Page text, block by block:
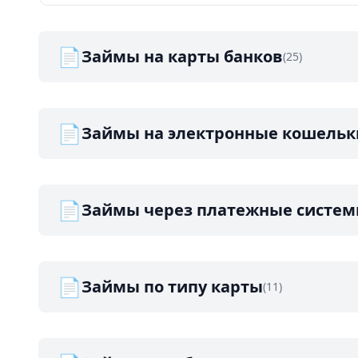
📄Займы на карты банков(25)
📄Займы на электронные
📄Займы через платежные
📄Займы по типу карты(11)